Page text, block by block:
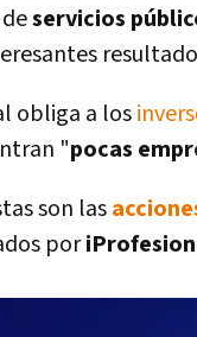
servicios
obliga a los
"pocas
son las
por